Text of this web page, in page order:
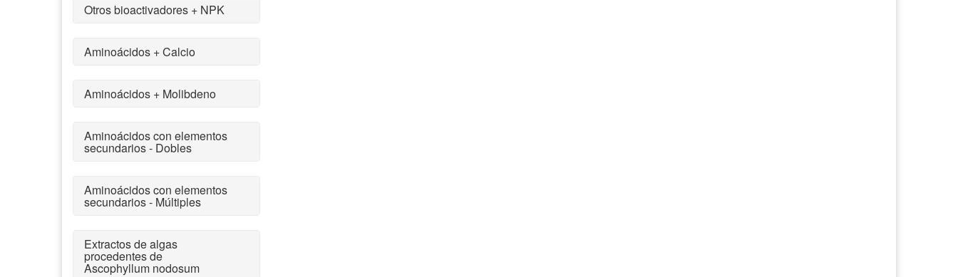
Otros bioactivadores + NPK
Aminoácidos + Calcio
Aminoácidos + Molibdeno
Aminoácidos con elementos
secundarios - Dobles
Aminoácidos con elementos
secundarios - Múltiples
Extractos de algas
procedentes de
Ascophyllum nodosum